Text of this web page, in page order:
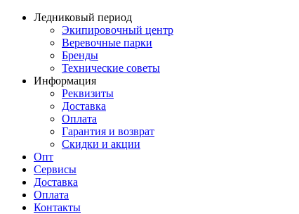
Ледниковый период
Экипировочный центр
Веревочные парки
Бренды
Технические советы
Информация
Реквизиты
Доставка
Оплата
Гарантия и возврат
Скидки и акции
Опт
Сервисы
Доставка
Оплата
Контакты